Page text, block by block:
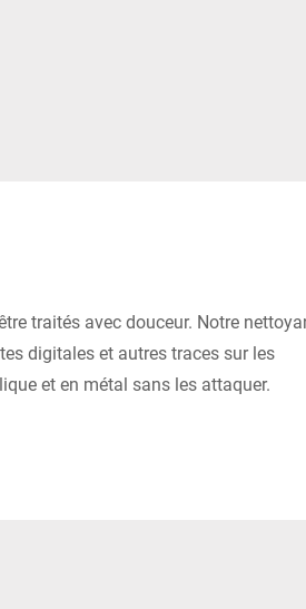
traités avec douceur. Notre
digitales et autres traces sur les
et en métal sans les attaquer.